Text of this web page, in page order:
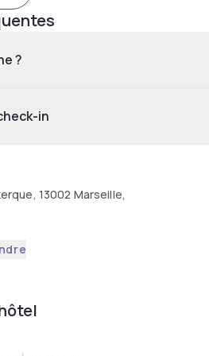
?
in
13002 Marseille,